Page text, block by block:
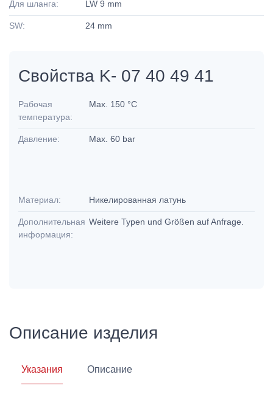
Для шланга: LW 9 mm
SW: 24 mm
Свойства K- 07 40 49 41
Рабочая
температура:
Max. 150 °C
Давление: Max. 60 bar
Материал: Никелированная латунь
Дополнительная
информация:
Weitere Typen und Größen auf Anfrage.
Описание изделия
Указания Описание